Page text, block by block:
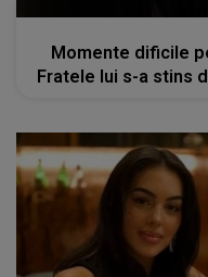
Momente dificile
Fratele lui s-a stins